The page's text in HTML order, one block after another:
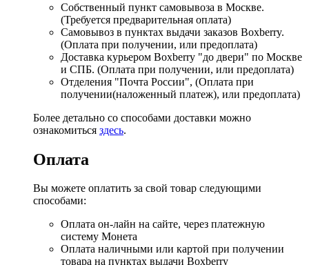
Собственный пункт самовывоза в Москве.
(Требуется предварительная оплата)
Самовывоз в пунктах выдачи заказов Boxberry.
(Оплата при получении, или предоплата)
Доставка курьером Boxberry "до двери" по Москве
и СПБ. (Оплата при получении, или предоплата)
Отделения "Почта России", (Оплата при
получении(наложенный платеж), или предоплата)
Более детально со способами доставки можно
ознакомиться здесь.
Оплата
Вы можете оплатить за свой товар следующими
способами:
Оплата он-лайн на сайте, через платежную
систему Монета
Оплата наличными или картой при получении
товара на пунктах выдачи Boxberry